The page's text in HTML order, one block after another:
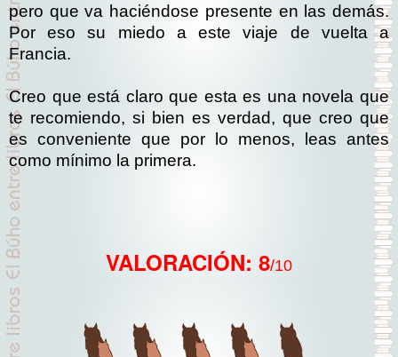
pero que va haciéndose presente en las demás.
Por eso su miedo a este viaje de vuelta a
Francia.
Creo que está claro que esta es una novela que
te recomiendo, si bien es verdad, que creo que
es conveniente que por lo menos, leas antes
como mínimo la primera.
VALORACIÓN: 8/10